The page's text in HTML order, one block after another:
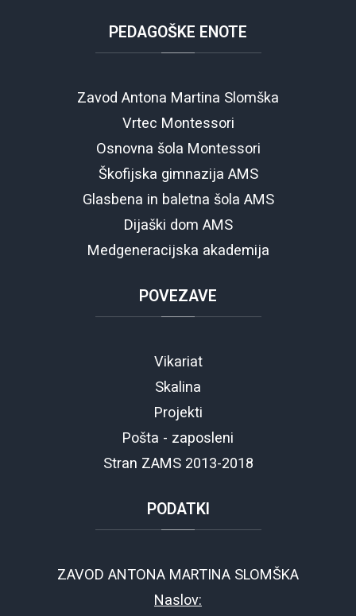
PEDAGOŠKE ENOTE
Zavod Antona Martina Slomška
Vrtec Montessori
Osnovna šola Montessori
Škofijska gimnazija AMS
Glasbena in baletna šola AMS
Dijaški dom AMS
Medgeneracijska akademija
POVEZAVE
Vikariat
Skalina
Projekti
Pošta - zaposleni
Stran ZAMS 2013-2018
PODATKI
ZAVOD ANTONA MARTINA SLOMŠKA
Naslov: